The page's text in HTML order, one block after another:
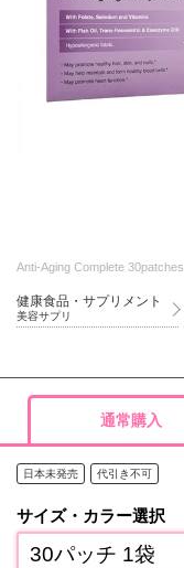
Anti-Aging Complete 30patches
健康食品・サプリメント
美容サプリ
通常購入
日本未発売 代引き不可
サイズ・カラー選択
30パッチ 1袋